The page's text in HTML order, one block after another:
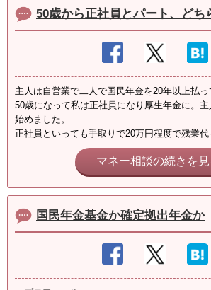
50歳から正社員とパート、どち
主人は自営業で二人で国民年金を20年以上払
50歳になって私は正社員になり厚生年金に。
始めました。
正社員といっても手取りで20万円程度で残業代
マネー相談の続きを見
国民年金基金か確定拠出年金か